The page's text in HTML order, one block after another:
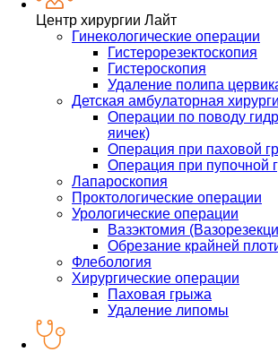
Центр хирургии Лайт
Гинекологические операции
Гистерорезектоскопия
Гистероскопия
Удаление полипа
Детская амбулаторная
Операции по поводу
яичек)
Операция при паховой
Операция при пупочной
Лапароскопия
Проктологические операции
Урологические операции
Вазэктомия
Обрезание крайней
Флебология
Хирургические операции
Паховая грыжа
Удаление липомы